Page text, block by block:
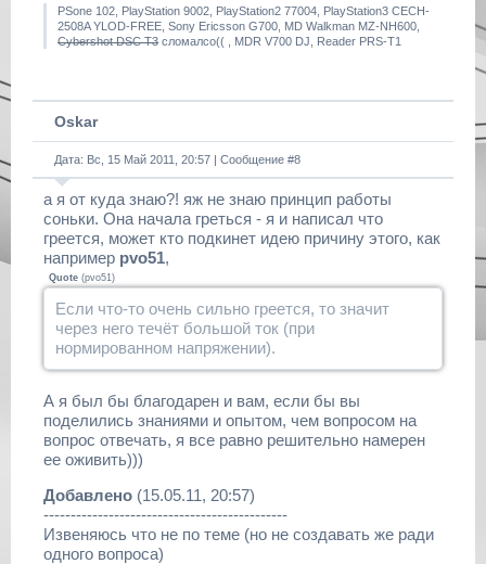
PSone 102, PlayStation 9002, PlayStation2 77004, PlayStation3 CECH-
2508A YLOD-FREE, Sony Ericsson G700, MD Walkman MZ-NH600,
Cybershot DSC T3 сломалсо(( , MDR V700 DJ, Reader PRS-T1
Oskar
Дата: Вс, 15 Май 2011, 20:57 | Сообщение #8
а я от куда знаю?! яж не знаю принцип работы
соньки. Она начала греться - я и написал что
греется, может кто подкинет идею причину этого, как
например pvo51,
Quote (pvo51)
Если что-то очень сильно греется, то значит
через него течёт большой ток (при
нормированном напряжении).
А я был бы благодарен и вам, если бы вы
поделились знаниями и опытом, чем вопросом на
вопрос отвечать, я все равно решительно намерен
ее оживить)))
Добавлено (15.05.11, 20:57)
---------------------------------------------
Извеняюсь что не по теме (но не создавать же ради
одного вопроса)